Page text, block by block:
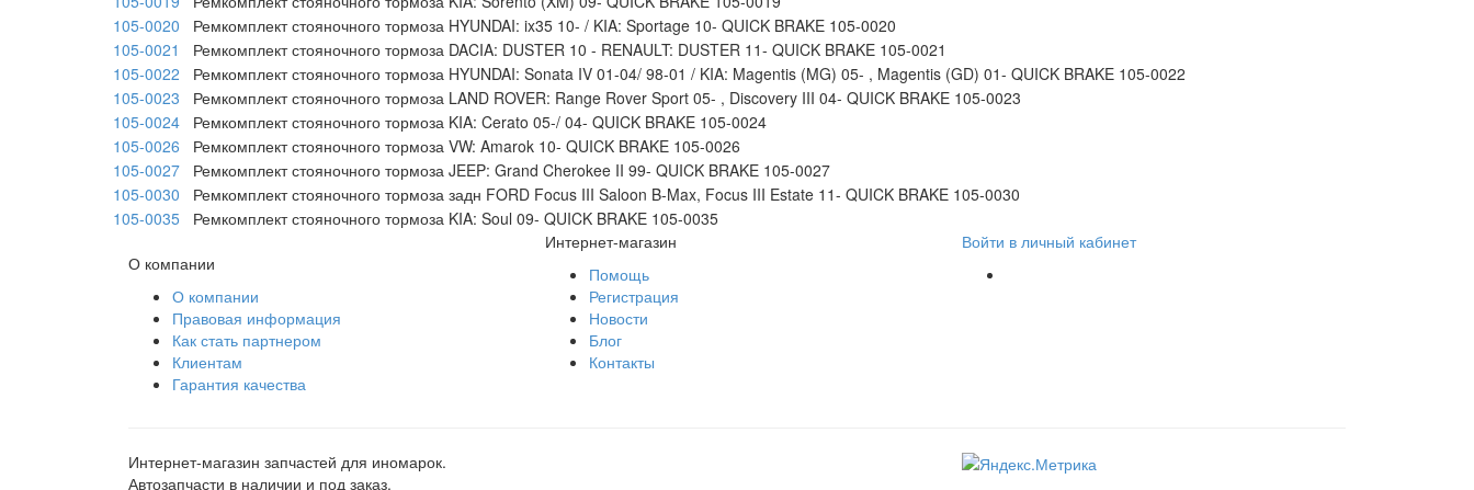
105-0020
Ремкомплект стояночного тормоза HYUNDAI: ix35 10- / KIA: Sportage 10- QUICK BRAKE 105-0020
105-0021
Ремкомплект стояночного тормоза DACIA: DUSTER 10 - RENAULT: DUSTER 11- QUICK BRAKE 105-0021
105-0022
Ремкомплект стояночного тормоза HYUNDAI: Sonata IV 01-04/ 98-01 / KIA: Magentis (MG) 05- , Magentis (GD) 01- QUICK BRAKE 105-0022
105-0023
Ремкомплект стояночного тормоза LAND ROVER: Range Rover Sport 05- , Discovery III 04- QUICK BRAKE 105-0023
105-0024
Ремкомплект стояночного тормоза KIA: Cerato 05-/ 04- QUICK BRAKE 105-0024
105-0026
Ремкомплект стояночного тормоза VW: Amarok 10- QUICK BRAKE 105-0026
105-0027
Ремкомплект стояночного тормоза JEEP: Grand Cherokee II 99- QUICK BRAKE 105-0027
105-0030
Ремкомплект стояночного тормоза задн FORD Focus III Saloon B-Max, Focus III Estate 11- QUICK BRAKE 105-0030
105-0035
Ремкомплект стояночного тормоза KIA: Soul 09- QUICK BRAKE 105-0035
О компании
О компании
Правовая информация
Как стать партнером
Клиентам
Гарантия качества
Интернет-магазин
Помощь
Регистрация
Новости
Блог
Контакты
Войти в личный кабинет
Интернет-магазин запчастей для иномарок.
Автозапчасти в наличии и под заказ.